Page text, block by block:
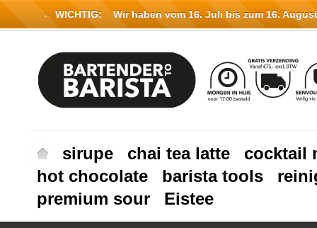
sirupe chai tea latte
cocktail
hot chocolate
barista tools
premium sour
Eistee
← WICHTIG: Wir haben vom 16. Juli bis zum 16.